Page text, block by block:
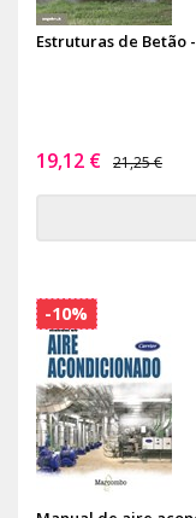
Estruturas de Betão
19,12 € 21,25 €
-10%